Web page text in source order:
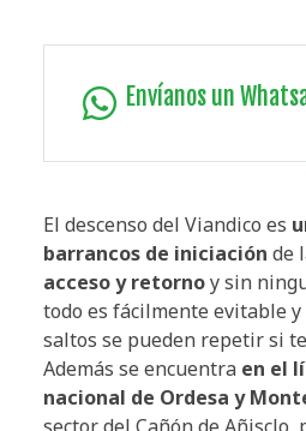
Envíanos un
El descenso del Viandico es
barrancos de iniciación de
acceso y retornoy sin
todo es fácilmente evitable
saltos se pueden repetir si
Además se encuentra en el
nacional de Ordesa y